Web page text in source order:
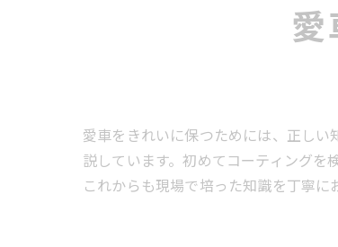
愛車をきれいに保つためには、正し
説しています。初めてコーティングを
これからも現場で培った知識を丁寧に